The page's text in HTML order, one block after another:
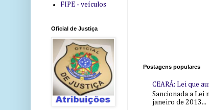
Postagens populares
CEARÁ: Lei que
Sancionada a Lei
janeiro de 2013...
FIPE - veículos
Oficial de Justiça